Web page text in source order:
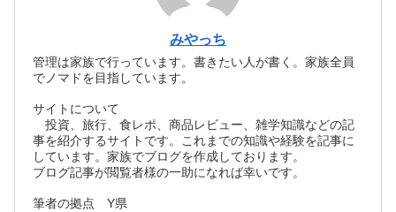
みやっち
管理は家族で行っています。書きたい人が書く。家族全員
でノマドを目指しています。
サイトについて
投資、旅行、食レポ、商品レビュー、雑学知識などの記
事を紹介するサイトです。これまでの知識や経験を記事に
しています。家族でブログを作成しております。
ブログ記事が閲覧者様の一助になれば幸いです。
筆者の拠点 Y県